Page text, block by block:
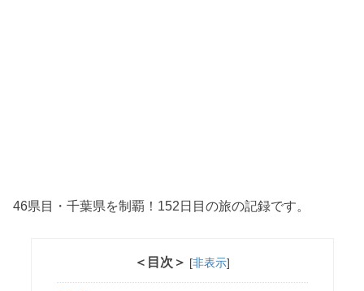
46県目・千葉県を制覇！152日目の旅の記録です。
＜目次＞ [非表示]